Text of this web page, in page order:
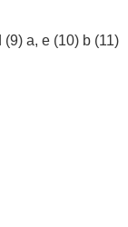
(9) a, e (10) b (11)